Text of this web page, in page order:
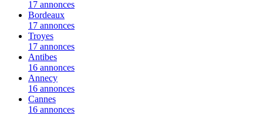
17 annonces
Bordeaux
17 annonces
Troyes
17 annonces
Antibes
16 annonces
Annecy
16 annonces
Cannes
16 annonces